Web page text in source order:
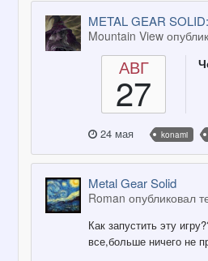
METAL GEAR
Mountain View
АВГ
27
24 мая konami
Metal Gear Solid
Roman опубликовал
Как запустить эту
все,больше ничего не